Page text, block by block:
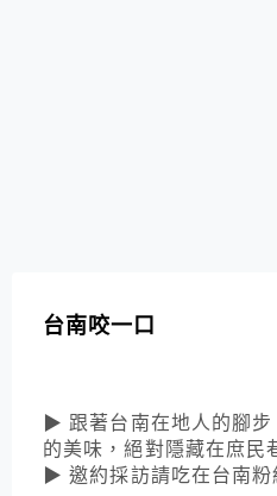
台南咬一口
▶ 跟著台南在地人的腳
的美味，絕對隱藏在庶民
▶ 邀約採訪請吃在台南粉